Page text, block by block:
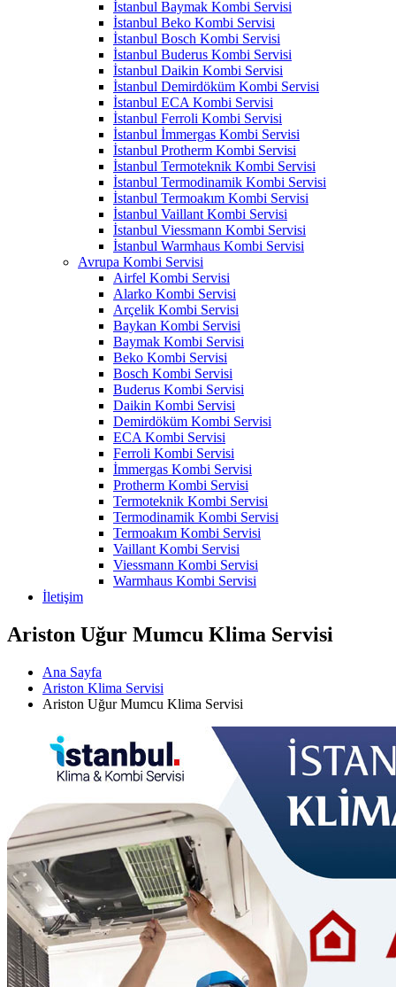
İstanbul Baymak Kombi Servisi
İstanbul Beko Kombi Servisi
İstanbul Bosch Kombi Servisi
İstanbul Buderus Kombi Servisi
İstanbul Daikin Kombi Servisi
İstanbul Demirdöküm Kombi Servisi
İstanbul ECA Kombi Servisi
İstanbul Ferroli Kombi Servisi
İstanbul İmmergas Kombi Servisi
İstanbul Protherm Kombi Servisi
İstanbul Termoteknik Kombi Servisi
İstanbul Termodinamik Kombi Servisi
İstanbul Termoakım Kombi Servisi
İstanbul Vaillant Kombi Servisi
İstanbul Viessmann Kombi Servisi
İstanbul Warmhaus Kombi Servisi
Avrupa Kombi Servisi
Airfel Kombi Servisi
Alarko Kombi Servisi
Arçelik Kombi Servisi
Baykan Kombi Servisi
Baymak Kombi Servisi
Beko Kombi Servisi
Bosch Kombi Servisi
Buderus Kombi Servisi
Daikin Kombi Servisi
Demirdöküm Kombi Servisi
ECA Kombi Servisi
Ferroli Kombi Servisi
İmmergas Kombi Servisi
Protherm Kombi Servisi
Termoteknik Kombi Servisi
Termodinamik Kombi Servisi
Termoakım Kombi Servisi
Vaillant Kombi Servisi
Viessmann Kombi Servisi
Warmhaus Kombi Servisi
İletişim
Ariston Uğur Mumcu Klima Servisi
Ana Sayfa
Ariston Klima Servisi
Ariston Uğur Mumcu Klima Servisi